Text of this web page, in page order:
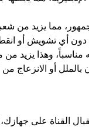
مما يزيد من
دون أي تشويش أو
وهذا يزيد
أو الانزعاج من